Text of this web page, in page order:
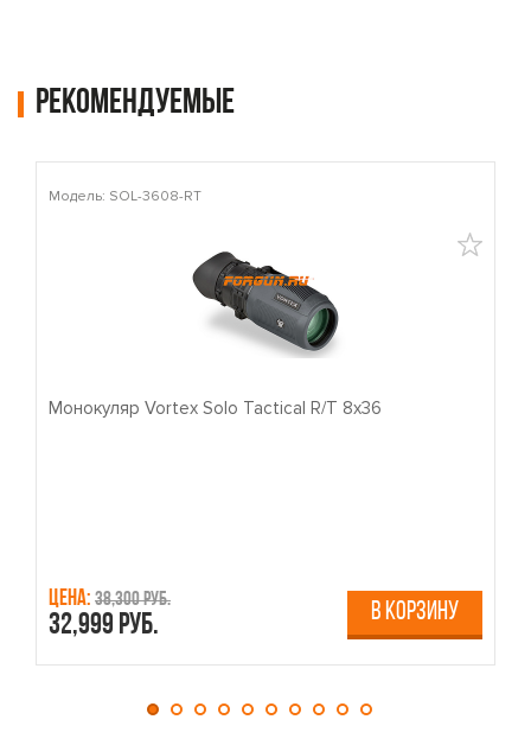
Рекомендуемые
Модель: SOL-3608-RT
Монокуляр Vortex Solo Tactical R/T 8x36
Цена: 38,300 руб.
32,999 руб. В КОРЗИНУ